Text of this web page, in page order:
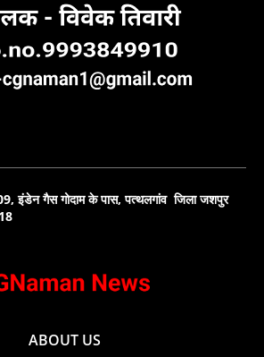
09, इंडेन गैस गोदाम के पास, पत्थलगांव जिला जशपुर
ABOUT US